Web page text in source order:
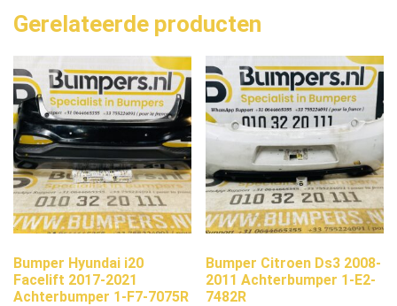
Gerelateerde producten
Bumper Hyundai i20
Facelift 2017-2021
Achterbumper 1-F7-7075R
Bumper Citroen Ds3 2008-
2011 Achterbumper 1-E2-
7482R